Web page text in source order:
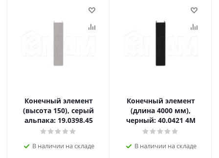
Конечный элемент
(высота 150), серый
альпака: 19.0398.45
В наличии на складе
Конечный элемент
(длина 4000 мм),
черный: 40.0421 4M
В наличии на складе